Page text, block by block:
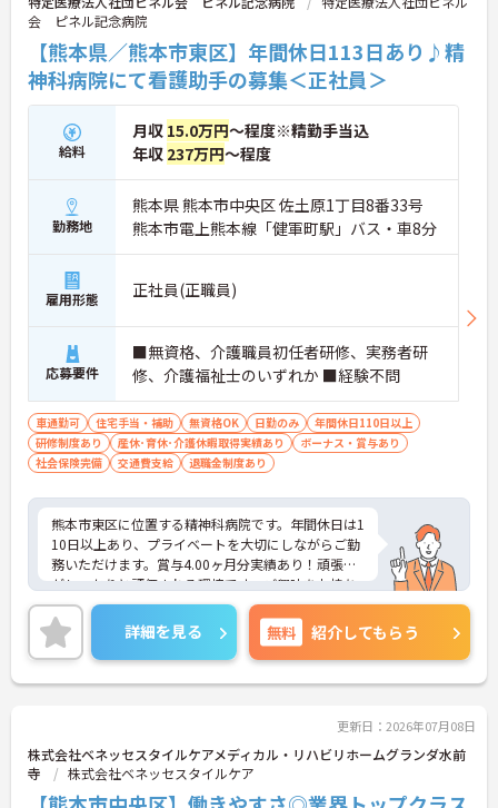
会 ピネル記念病院
【熊本県／熊本市東区】年間休日113日あり♪精
神科病院にて看護助手の募集＜正社員＞
給料
月収 15.0万円～程度※精勤手当込
年収 237万円～程度
勤務地
熊本県 熊本市中央区 佐土原1丁目8番33号
熊本市電上熊本線「健軍町駅」バス・車8分
雇用形態 正社員(正職員)
応募要件
■無資格、介護職員初任者研修、実務者研
修、介護福祉士のいずれか ■経験不問
車通勤可 住宅手当・補助 無資格OK 日勤のみ
年間休日110日以上
研修制度あり
産休･育休･介護休暇取得実績あり
ボーナス・賞与あり
社会保険完備
交通費支給 退職金制度あり
熊本市東区に位置する精神科病院です。年間休日は1
10日以上あり、プライベートを大切にしながらご勤
務いただけます。賞与4.00ヶ月分実績あり！頑張り
がしっかりと評価される環境です。ご興味をお持ち
の方はお気軽にお問い合わせください。
詳細を見る 無料 紹介してもらう
更新日：2026年07月08日
株式会社ベネッセスタイルケアメディカル・リハビリホームグランダ水前
寺
株式会社ベネッセスタイルケア